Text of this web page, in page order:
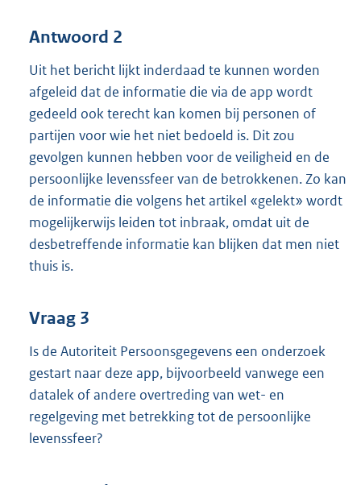
Antwoord 2
Uit het bericht lijkt inderdaad te kunnen worden
afgeleid dat de informatie die via de app wordt
gedeeld ook terecht kan komen bij personen of
partijen voor wie het niet bedoeld is. Dit zou
gevolgen kunnen hebben voor de veiligheid en de
persoonlijke levenssfeer van de betrokkenen. Zo kan
de informatie die volgens het artikel «gelekt» wordt
mogelijkerwijs leiden tot inbraak, omdat uit de
desbetreffende informatie kan blijken dat men niet
thuis is.
Vraag 3
Is de Autoriteit Persoonsgegevens een onderzoek
gestart naar deze app, bijvoorbeeld vanwege een
datalek of andere overtreding van wet- en
regelgeving met betrekking tot de persoonlijke
levenssfeer?